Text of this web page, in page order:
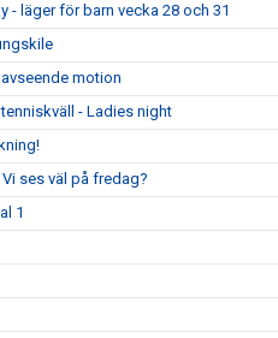
- läger för barn vecka 28 och 31
motion
- Ladies night
ses väl på fredag?
1